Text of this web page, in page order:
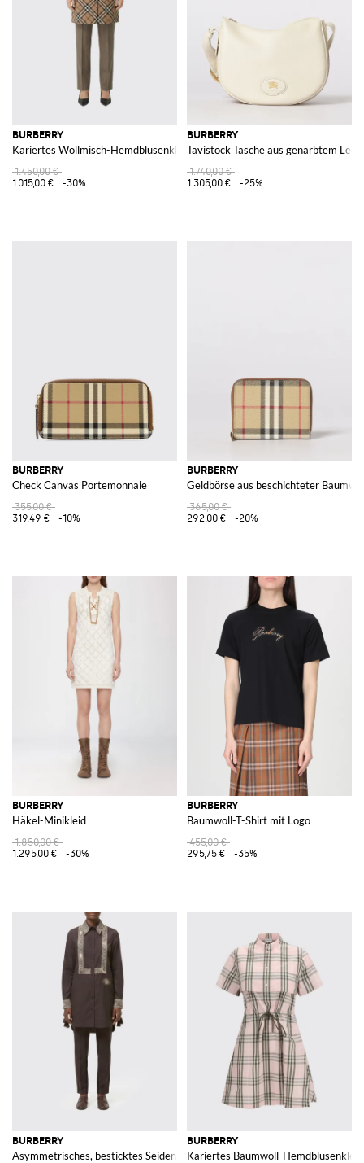
BURBERRY
Kariertes Wollmisch-Hemdblusenkleid
1.450,00 €
1.015,00 €
-30%
BURBERRY
Tavistock Tasche aus genarbtem
1.740,00 €
1.305,00 €
-25%
BURBERRY
Check Canvas Portemonnaie
355,00 €
319,49 €
-10%
BURBERRY
Geldbörse aus beschichteter
365,00 €
292,00 €
-20%
BURBERRY
Häkel-Minikleid
1.850,00 €
1.295,00 €
-30%
BURBERRY
Baumwoll-T-Shirt mit Logo
455,00 €
295,75 €
-35%
BURBERRY
Asymmetrisches, besticktes Seiden-Minikleid im Hemdblusenstil
BURBERRY
Kariertes Baumwoll-Hemdblusenkleid